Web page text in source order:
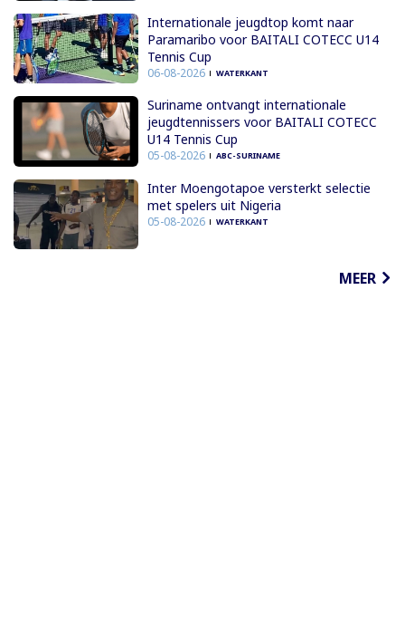
Internationale jeugdtop komt naar
Paramaribo voor BAITALI COTECC U14
Tennis Cup
06-08-2026 WATERKANT
Suriname ontvangt internationale
jeugdtennissers voor BAITALI COTECC
U14 Tennis Cup
05-08-2026 ABC-SURINAME
Inter Moengotapoe versterkt selectie
met spelers uit Nigeria
05-08-2026 WATERKANT
MEER